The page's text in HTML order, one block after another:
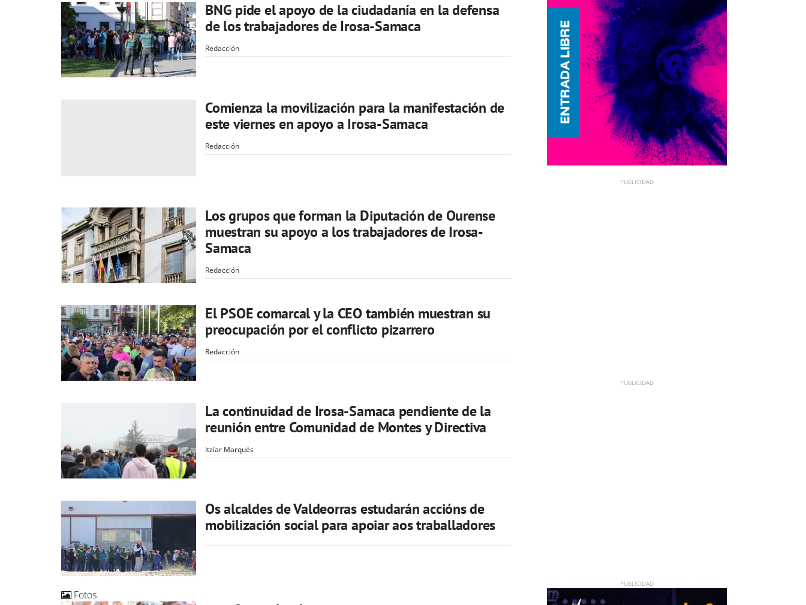
BNG pide el apoyo de la ciudadanía en la defensa
de los trabajadores de Irosa-Samaca
Redacción
Comienza la movilización para la manifestación de
este viernes en apoyo a Irosa-Samaca
Redacción
Los grupos que forman la Diputación de Ourense
muestran su apoyo a los trabajadores de Irosa-
Samaca
Redacción
El PSOE comarcal y la CEO también muestran su
preocupación por el conflicto pizarrero
Redacción
La continuidad de Irosa-Samaca pendiente de la
reunión entre Comunidad de Montes y Directiva
Itzíar Marqués
Os alcaldes de Valdeorras estudarán accións de
mobilización social para apoiar aos traballadores
Fotos